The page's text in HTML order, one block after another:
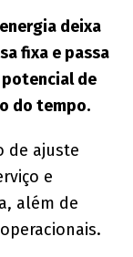
deixa
fixa e passa
potencial de
do tempo.
de ajuste
e
além de